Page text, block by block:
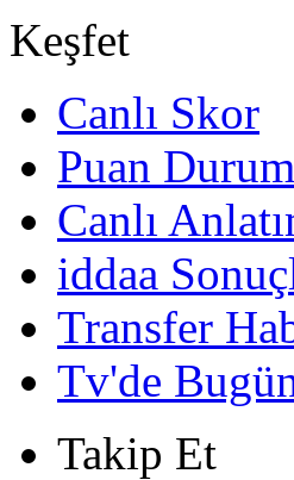
Keşfet
Canlı Skor
Puan
Canlı
iddaa
Transfer
Tv'de
Takip Et